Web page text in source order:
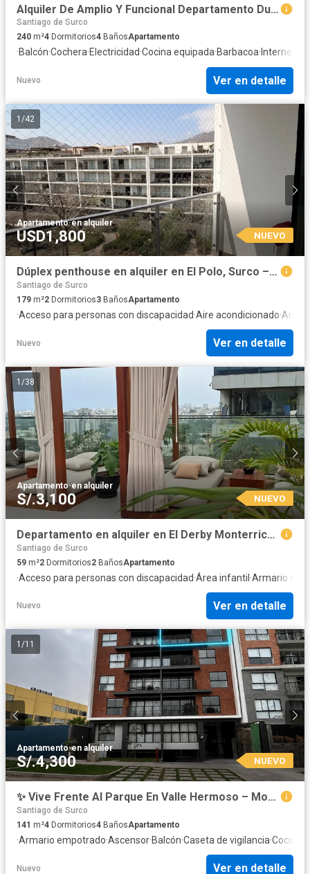
Alquiler De Amplio Y Funcional Departamento Duplex Surco Límite Con Miraflores
Santiago de Surco
240 m²4 Dormitorios4 BañosApartamento
·Balcón·Cochera·Electricidad·Cocina equipada·Barbacoa· Internet
Nuevo Ver en detalle
1 /42
Apartamento·en alquiler
USD1,800 NUEVO
Dúplex penthouse en alquiler en El Polo, Surco – 178 m², terraza de 70 m², jacuzzi y cochera
Santiago de Surco
179 m²2 Dormitorios3 BañosApartamento
·Acceso para personas con discapacidad·Aire acondicionado·
Nuevo Ver en detalle
1 /38
Apartamento·en alquiler
S/.3,100 NUEVO
Departamento en alquiler en El Derby Monterrico Surco – 59 m², 2 dormitorios, 2 baños , balcón y piscina
Santiago de Surco
59 m²2 Dormitorios2 BañosApartamento
·Acceso para personas con discapacidad·Área infantil·Armario
Nuevo Ver en detalle
1 /11
Apartamento·en alquiler
S/.4,300 NUEVO
✨ Vive Frente Al Parque En Valle Hermoso – Moderno Dpto. De Estreno De 121.80 M² Con Cochera Y Depósito
Santiago de Surco
141 m²4 Dormitorios4 BañosApartamento
·Armario empotrado·Ascensor·Balcón·Caseta de vigilancia·Cocina
Nuevo Ver en detalle